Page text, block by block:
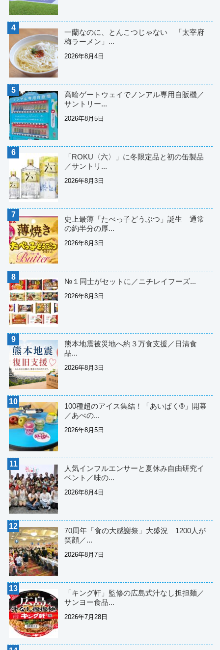
一蘭なのに、とんこつじゃない 「太宰府
梅ラーメン」...
2026年8月4日
高輪ゲートウェイでノンアル専用自販機／
サントリー...
2026年8月5日
「ROKU〈六〉」に冬限定品と初の缶製品
／サントリ...
2026年8月3日
史上最薄「たべっ子どうぶつ」誕生 通常
の約半分の厚...
2026年8月3日
№１同士がセットに／ニチレイフーズ...
2026年8月3日
熊本地震被災地へ約３万食支援／日清食
品...
2026年8月3日
100種超のアイス集結！「あいぱく®」開幕
／あべの...
2026年8月5日
人気インフルエンサーと夏休み自由研究イ
ベント／味の...
2026年8月4日
70周年「食の大感謝祭」大盛況 1200人が
笑顔／...
2026年8月7日
「キング軒」監修の広島式汁なし担担麺／
サンヨー食品...
2026年7月28日